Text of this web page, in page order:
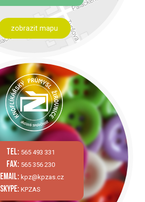
zobrazit mapu
tel: 565 493 331
fax: 565 356 230
email: kpz@kpzas.cz
skype: KPZAS